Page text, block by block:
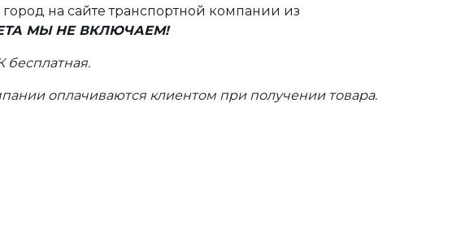
на сайте транспортной компании из
МЫ НЕ ВКЛЮЧАЕМ!
бесплатная.
оплачиваются клиентом при получении товара.